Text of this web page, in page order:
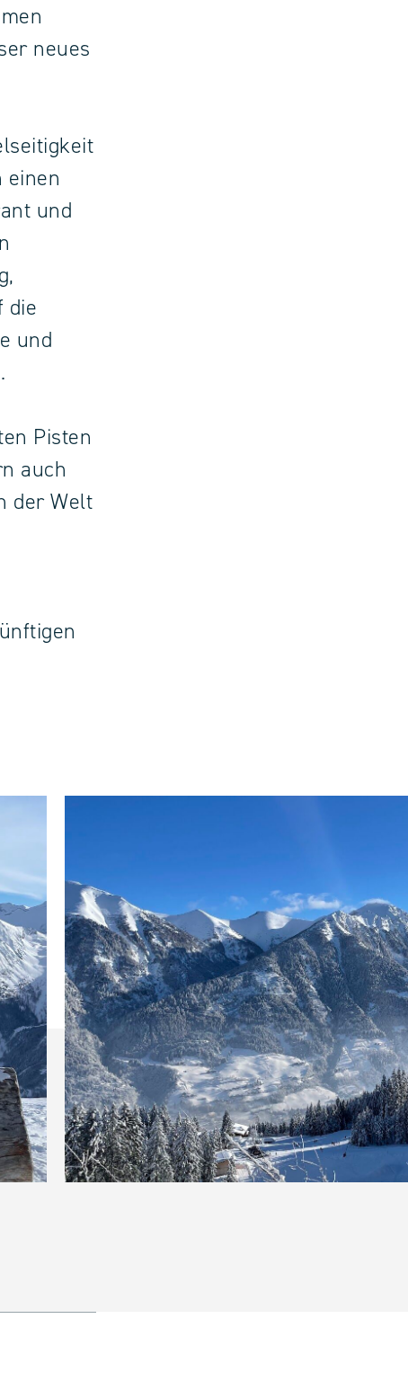
neues
einen
und
die
und
Pisten
auch
der Welt